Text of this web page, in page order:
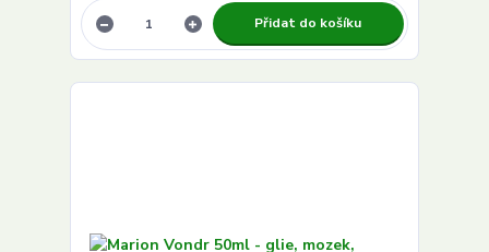
Přidat do košíku